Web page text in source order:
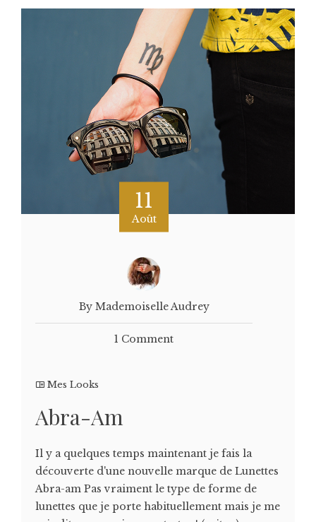
11
Août
By Mademoiselle Audrey
1 Comment
Mes Looks
Abra-Am
Il y a quelques temps maintenant je fais la
découverte d'une nouvelle marque de Lunettes
Abra-am Pas vraiment le type de forme de
lunettes que je porte habituellement mais je me